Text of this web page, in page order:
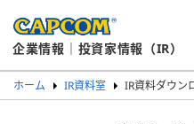
企業情報｜投資家情報（IR）
ホーム IR資料室 IR資料ダウン